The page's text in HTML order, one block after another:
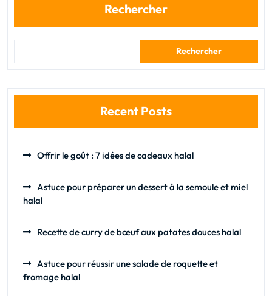
Rechercher
Rechercher
Recent Posts
Offrir le goût : 7 idées de cadeaux halal
Astuce pour préparer un dessert à la semoule et miel
halal
Recette de curry de bœuf aux patates douces halal
Astuce pour réussir une salade de roquette et
fromage halal